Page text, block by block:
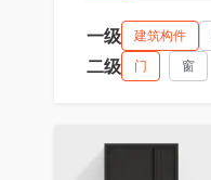
一级 建筑构件
二级 门 窗
收藏